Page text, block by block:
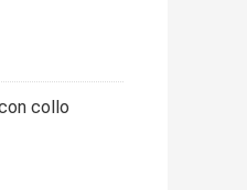
collo